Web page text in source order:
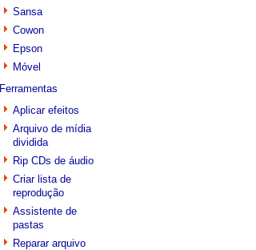
Sansa
Cowon
Epson
Móvel
Ferramentas
Aplicar efeitos
Arquivo de mídia
dividida
Rip CDs de áudio
Criar lista de
reprodução
Assistente de
pastas
Reparar arquivo